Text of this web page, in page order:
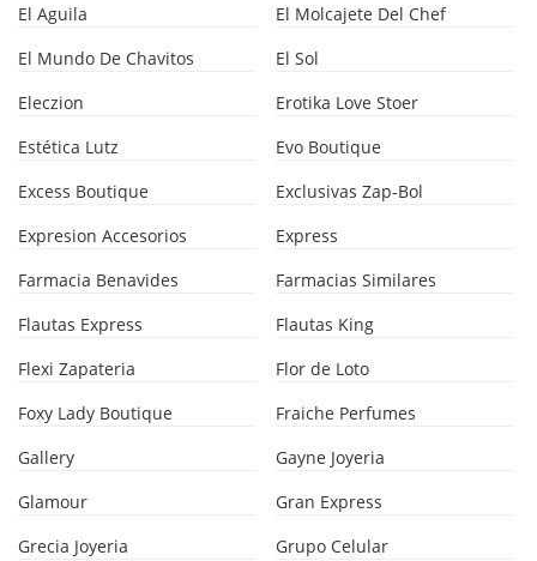
El Aguila
El Molcajete Del Chef
El Mundo De Chavitos
El Sol
Eleczion
Erotika Love Stoer
Estética Lutz
Evo Boutique
Excess Boutique
Exclusivas Zap-Bol
Expresion Accesorios
Express
Farmacia Benavides
Farmacias Similares
Flautas Express
Flautas King
Flexi Zapateria
Flor de Loto
Foxy Lady Boutique
Fraiche Perfumes
Gallery
Gayne Joyeria
Glamour
Gran Express
Grecia Joyeria
Grupo Celular